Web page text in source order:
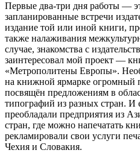
Первые два-три дня работы —
запланированные встречи
издание той или иной книги,
также налаживания
случае, знакомства с
заинтересовал мой проект —
«Метрополитены Европы».
на книжной ярмарке огромный
посвящён предложениям в
типографий из разных стран. И
преобладали предприятия из
стран, где можно напечатать
рекламировали свои услуги
Чехия и Словакия.